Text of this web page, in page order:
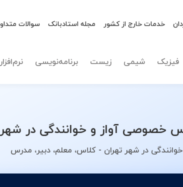
خدمات خارج از کشور مجله استادبانک سوالات
فیزیک شیمی زیست برنامه‌نویسی
خصوصی آواز و خوانندگی در
در شهر تهران - کلاس، معلم، دبیر، مدرس
نوع تدریس